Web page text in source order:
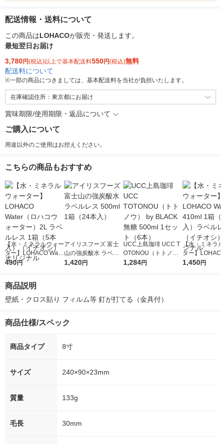
配送情報・送料について
この商品はLOHACOが販売・発送します。
最短翌日お届け
3,780円(税込)以上で基本配送料550円(税込)無料
配送料について
※一部の商品につきましては、基本配送料を当社が負担いたします。
在庫確認住所：東京都にお届け
賞味期限/使用期限・返品について
ご購入について
用途以外のご使用はお控えください。
こちらの商品もおすすめ
【水・ミネラルウォー
ター】LOHACO Wate
r（ロハコウォータ
シ） オリジナル
490円
アイリスフーズ 富士
山の強炭酸水 ラベル
レス 500ml 1箱（24
1,420円
UCC上島珈琲 UCC T
OTONOU（トトノ
ウ） by BLACK無糖 5
1,284円
【水・ミネラ
ター】
r 410ml 1箱（
1,450円
商品説明
壁紙・クロス貼り フィルム等 釘が打てる（金具付）
商品仕様/スペック
商品タイプ 8寸
サイズ 240×90×23mm
質量 133g
毛長 30mm